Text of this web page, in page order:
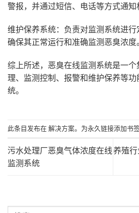
警报，并通过短信、电话等方式通知
维护保养系统：负责对监测系统进
确保其正常运行和准确监测恶臭浓度。
综上所述，恶臭在线监测系统是一
理、监测控制、报警和维护保养等
统。
此条目发布在 解决方案。为永久链接添加书签
污水处理厂恶臭气体浓度在线
监测系统
养殖